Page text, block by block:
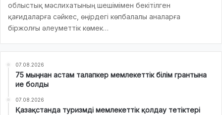
облыстық мәслихатының шешімімен бекітілген
қағидаларға сәйкес, өңірдегі көпбалалы аналарға
біржолғы әлеуметтік көмек…
07.08.2026
75 мыңнан астам талапкер мемлекеттік білім грантына
ие болды
07.08.2026
Қазақстанда туризмді мемлекеттік қолдау тетіктері